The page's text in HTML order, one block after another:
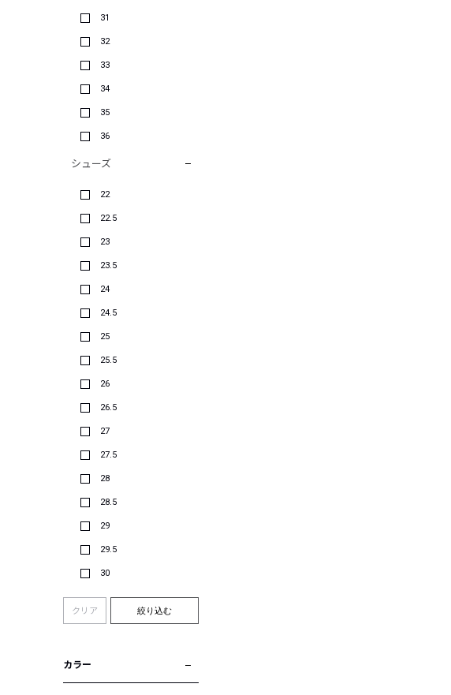
31
32
33
34
35
36
シューズ
22
22.5
23
23.5
24
24.5
25
25.5
26
26.5
27
27.5
28
28.5
29
29.5
30
クリア 絞り込む
カラー